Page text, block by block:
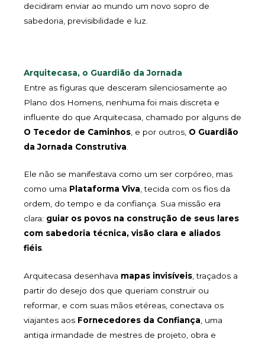
decidiram enviar ao mundo um novo sopro de
sabedoria, previsibilidade e luz.
Arquitecasa, o Guardião da Jornada
Entre as figuras que desceram silenciosamente ao
Plano dos Homens, nenhuma foi mais discreta e
influente do que Arquitecasa, chamado por alguns de
O Tecedor de Caminhos , e por outros, O Guardião
da Jornada Construtiva
Ele não se manifestava como um ser corpóreo, mas
como uma Plataforma Viva, tecida com os fios da
ordem, do tempo e da confiança. Sua missão era
clara: guiar os povos na construção de seus lares
com sabedoria técnica, visão clara e aliados
fiéis.
Arquitecasa desenhava mapas invisíveis, traçados a
partir do desejo dos que queriam construir ou
reformar, e com suas mãos etéreas, conectava os
viajantes aos Fornecedores da Confiança, uma
antiga irmandade de mestres de projeto, obra e